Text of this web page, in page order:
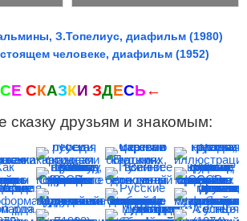
З.Топелиус, диафильм (1980)
человеке, диафильм (1952)
СЕ СКАЗКИ ЗДЕСЬ ←
сказку друзьям и знакомым: